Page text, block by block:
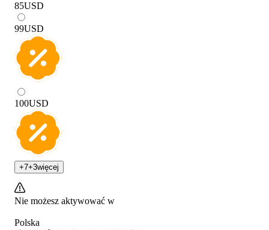
85USD
99USD
100USD
+7+3więcej
Nie możesz aktywować w
Polska